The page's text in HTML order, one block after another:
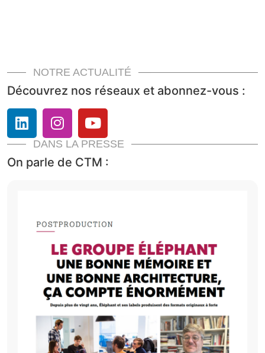
NOTRE ACTUALITÉ
Découvrez nos réseaux et abonnez-vous :
DANS LA PRESSE
On parle de CTM :